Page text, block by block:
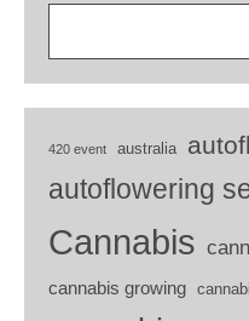
420 event australia
autoflowering
Cannabis
cannabis growing